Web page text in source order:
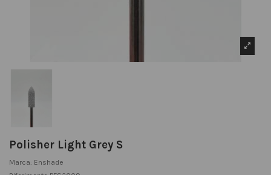
Polisher Light Grey S
Marca: Enshade